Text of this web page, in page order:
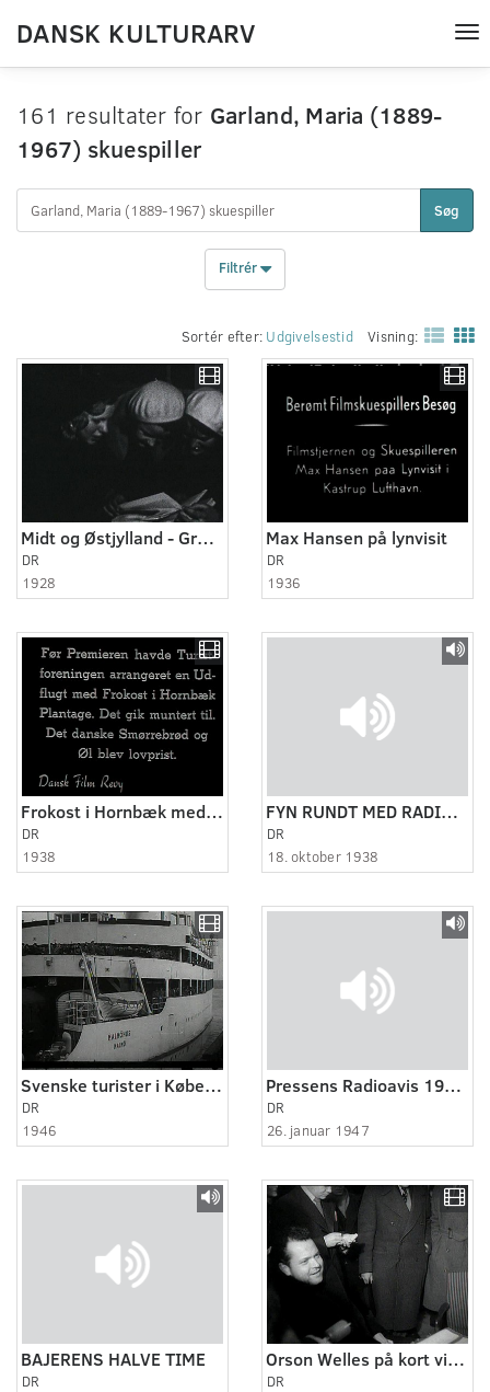
DANSK KULTURARV
161 resultater for Garland, Maria (1889-
1967) skuespiller
Søg
Filtrér
Sortér efter: Udgivelsestid Visning:
Midt og Østjylland - Grenå 1928 - 1931
DR
1928
Max Hansen på lynvisit
DR
1936
Frokost i Hornbæk med de tyske skuespillere
DR
1938
FYN RUNDT MED RADIOVOGNEN, 1.
DR
18. oktober 1938
Svenske turister i København efter 2. verdenskrig
DR
1946
Pressens Radioavis 19470126. Flyulykke
DR
26. januar 1947
BAJERENS HALVE TIME
DR
Orson Welles på kort visit i Danmark
DR